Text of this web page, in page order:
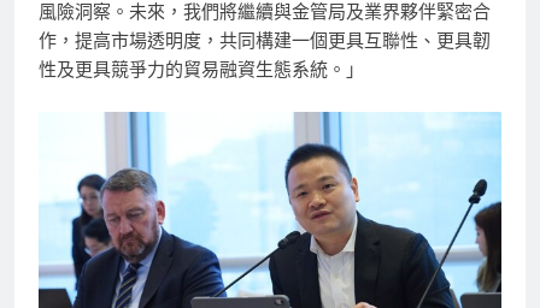
風險洞察。未來，我們將繼續與金管局及業界夥伴緊密合
作，提高市場透明度，共同構建一個更具互聯性、更具韌
性及更具競爭力的貿易融資生態系統。」